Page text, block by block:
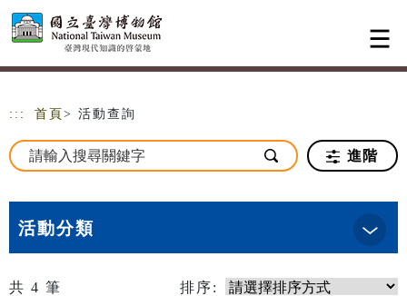
跳到主要內容
網站導覽
::: 首頁 > 活動查詢
進階
活動分類
共 4 筆 排序: